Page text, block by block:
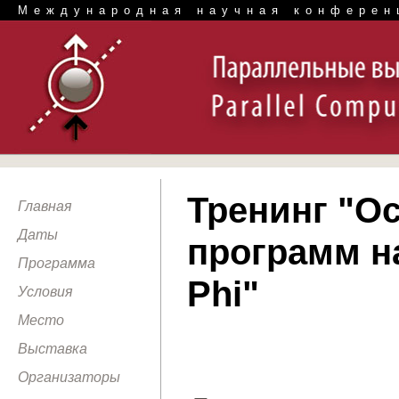
Международная научная
Главная
Даты
Программа
Условия
Место
Выставка
Организаторы
Тренинг
программ
Phi"